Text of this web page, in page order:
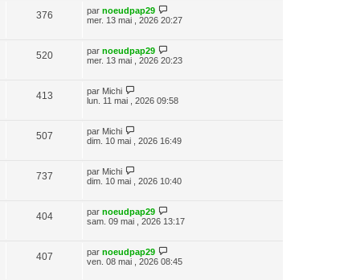
376 par noeudpap29
mer. 13 mai , 2026 20:27
520 par noeudpap29
mer. 13 mai , 2026 20:23
413 par Michi
lun. 11 mai , 2026 09:58
507 par Michi
dim. 10 mai , 2026 16:49
737 par Michi
dim. 10 mai , 2026 10:40
404 par noeudpap29
sam. 09 mai , 2026 13:17
407 par noeudpap29
ven. 08 mai , 2026 08:45